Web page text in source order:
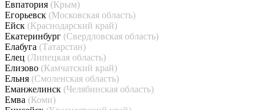
Евпатория (Крым)
Егорьевск (Московская область)
Ейск (Краснодарский край)
Екатеринбург (Свердловская область)
Елабуга (Татарстан)
Елец (Липецкая область)
Елизово (Камчатский край)
Ельня (Смоленская область)
Еманжелинск (Челябинская область)
Емва (Коми)